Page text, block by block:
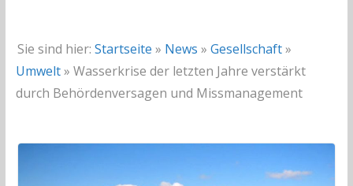
Sie sind hier: Startseite » News » Gesellschaft»
Umwelt» Wasserkrise der letzten Jahre verstärkt
durch Behördenversagen und Missmanagement